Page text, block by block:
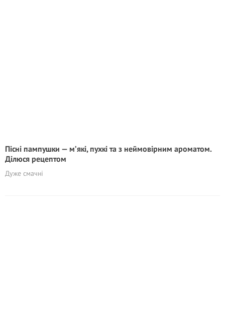
Пісні пампушки — м’які, пухкі та з неймовірним ароматом.
Ділюся рецептом
Дуже смачні